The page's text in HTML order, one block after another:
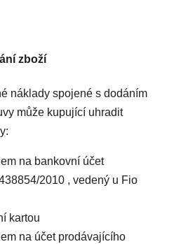
zboží
náklady spojené s dodáním
může kupující uhradit
na bankovní účet
2010 , vedený u Fio
kartou
na účet prodávajícího